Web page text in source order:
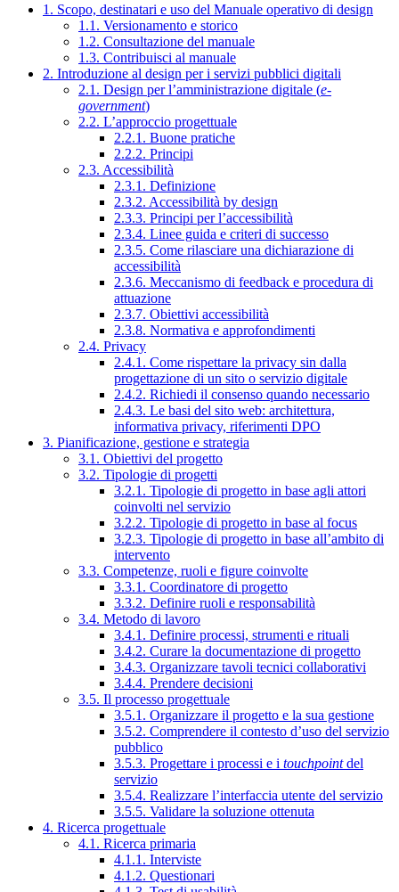
1. Scopo, destinatari e uso del Manuale operativo di design
1.1. Versionamento e storico
1.2. Consultazione del manuale
1.3. Contribuisci al manuale
2. Introduzione al design per i servizi pubblici digitali
2.1. Design per l’amministrazione digitale (e-
government)
2.2. L’approccio progettuale
2.2.1. Buone pratiche
2.2.2. Principi
2.3. Accessibilità
2.3.1. Definizione
2.3.2. Accessibilità by design
2.3.3. Principi per l’accessibilità
2.3.4. Linee guida e criteri di successo
2.3.5. Come rilasciare una dichiarazione di
accessibilità
2.3.6. Meccanismo di feedback e procedura di
attuazione
2.3.7. Obiettivi accessibilità
2.3.8. Normativa e approfondimenti
2.4. Privacy
2.4.1. Come rispettare la privacy sin dalla
progettazione di un sito o servizio digitale
2.4.2. Richiedi il consenso quando necessario
2.4.3. Le basi del sito web: architettura,
informativa privacy, riferimenti DPO
3. Pianificazione, gestione e strategia
3.1. Obiettivi del progetto
3.2. Tipologie di progetti
3.2.1. Tipologie di progetto in base agli attori
coinvolti nel servizio
3.2.2. Tipologie di progetto in base al focus
3.2.3. Tipologie di progetto in base all’ambito di
intervento
3.3. Competenze, ruoli e figure coinvolte
3.3.1. Coordinatore di progetto
3.3.2. Definire ruoli e responsabilità
3.4. Metodo di lavoro
3.4.1. Definire processi, strumenti e rituali
3.4.2. Curare la documentazione di progetto
3.4.3. Organizzare tavoli tecnici collaborativi
3.4.4. Prendere decisioni
3.5. Il processo progettuale
3.5.1. Organizzare il progetto e la sua gestione
3.5.2. Comprendere il contesto d’uso del servizio
pubblico
3.5.3. Progettare i processi e i touchpointdel
servizio
3.5.4. Realizzare l’interfaccia utente del servizio
3.5.5. Validare la soluzione ottenuta
4. Ricerca progettuale
4.1. Ricerca primaria
4.1.1. Interviste
4.1.2. Questionari